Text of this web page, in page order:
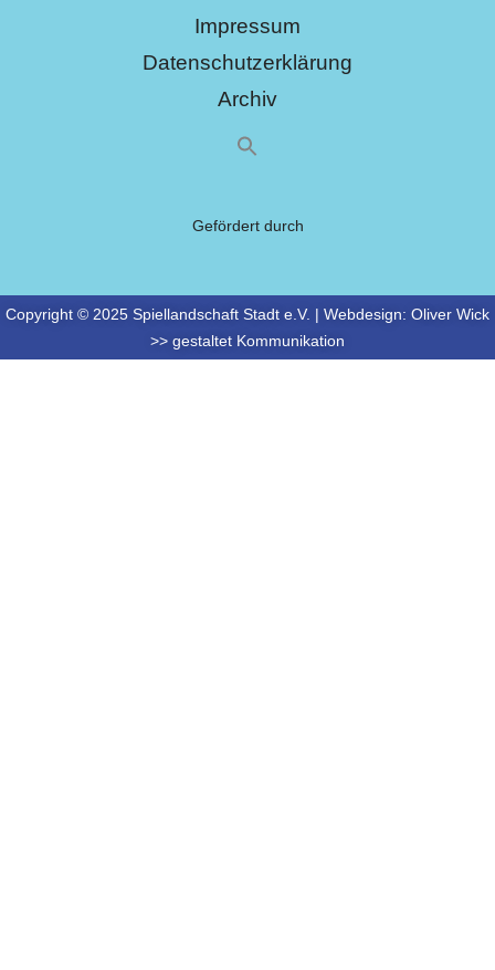
Impressum
Datenschutzerklärung
Archiv
Gefördert durch
Copyright © 2025 Spiellandschaft Stadt e.V. | Webdesign: Oliver Wick
>> gestaltet Kommunikation